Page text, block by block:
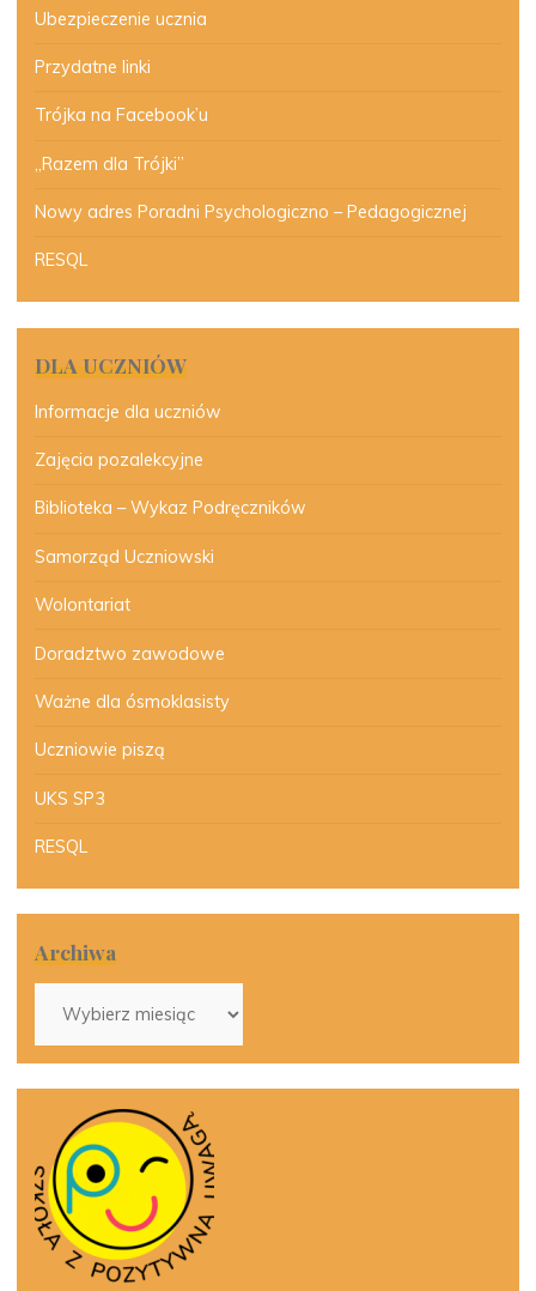
Ubezpieczenie ucznia
Przydatne linki
Trójka na Facebook’u
„Razem dla Trójki”
Nowy adres Poradni Psychologiczno – Pedagogicznej
RESQL
DLA UCZNIÓW
Informacje dla uczniów
Zajęcia pozalekcyjne
Biblioteka – Wykaz Podręczników
Samorząd Uczniowski
Wolontariat
Doradztwo zawodowe
Ważne dla ósmoklasisty
Uczniowie piszą
UKS SP3
RESQL
Archiwa